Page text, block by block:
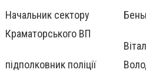
Начальник сектору
Краматорського ВП
підполковник поліції